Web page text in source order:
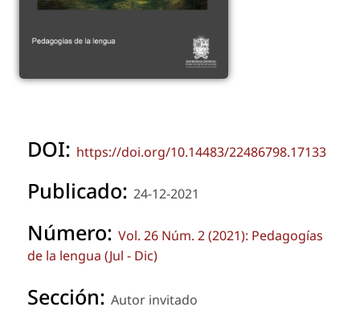
DOI: https://doi.org/10.14483/22486798.17133
Publicado: 24-12-2021
Número: Vol. 26 Núm. 2 (2021): Pedagogías
de la lengua (Jul - Dic)
Sección: Autor invitado